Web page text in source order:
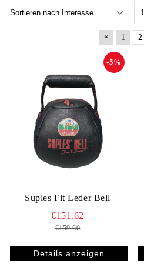
« 1 2
Suples Fit Leder Bell
-5%
€151.62
€159.60
Details anzeigen